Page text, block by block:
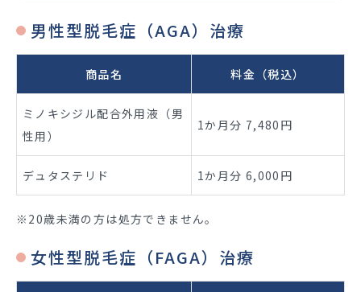
男性型脱毛症（AGA）治療
商品名 料金（税込）
ミノキシジル配合外用液（男
性用）
1か月分 7,480円
デュタステリド 1か月分 6,000円
※20歳未満の方は処方できません。
女性型脱毛症（FAGA）治療